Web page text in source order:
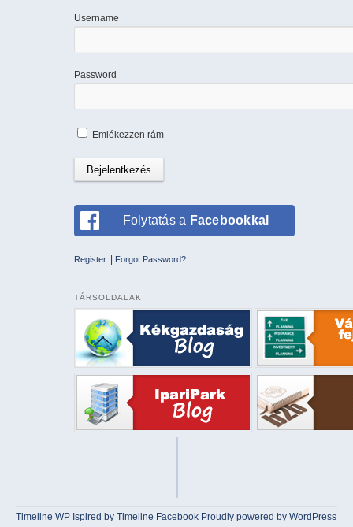
Username
Password
Emlékezzen rám
Folytatás a Facebookkal
Register Forgot Password?
TÁRSOLDALAK
Timeline WP Ispired byTimeline Facebook Proudly powered by WordPress